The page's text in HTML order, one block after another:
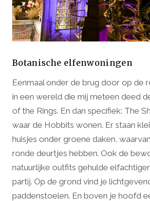
Botanische elfenwoningen
Eenmaal onder de brug door op de
in een wereld die mij meteen deed
of the Rings. En dan specifiek: The
waar de Hobbits wonen. Er staan
huisjes onder groene daken,
ronde deurtjes hebben. Ook de
natuurlijke outfits gehulde
partij. Op de grond vind je
paddenstoelen. En boven je hoofd